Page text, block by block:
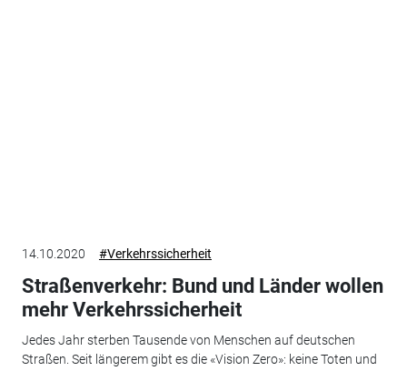
14.10.2020 #Verkehrssicherheit
Straßenverkehr: Bund und Länder wollen
mehr Verkehrssicherheit
Jedes Jahr sterben Tausende von Menschen auf deutschen
Straßen. Seit längerem gibt es die «Vision Zero»: keine Toten und